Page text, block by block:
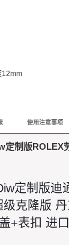
12mm
使用注意事项
定制版ROLEX
定制版迪
克隆版
+表扣 进